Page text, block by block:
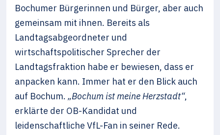
Bochumer Bürgerinnen und Bürger, aber auch
gemeinsam mit ihnen. Bereits als
Landtagsabgeordneter und
wirtschaftspolitischer Sprecher der
Landtagsfraktion habe er bewiesen, dass er
anpacken kann. Immer hat er den Blick auch
auf Bochum.„Bochum ist meine Herzstadt“,
erklärte der OB-Kandidat und
leidenschaftliche VfL-Fan in seiner Rede.